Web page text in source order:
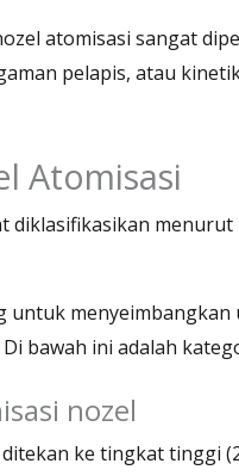
atomisasi sangat
pelapis, atau
Atomisasi
diklasifikasikan menurut
untuk
bawah ini adalah
nozel
ke tingkat tinggi